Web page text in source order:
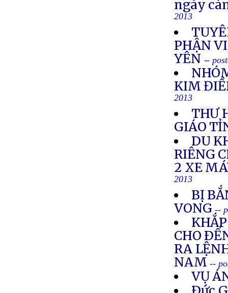
ngày
2013
PHẬN
YÊN --
KIM
2013
THƯ
GIÁO
DU
RIÊNG
2 XE
2013
BỊ
VONG --
CHO
RA
NAM--
VỤ